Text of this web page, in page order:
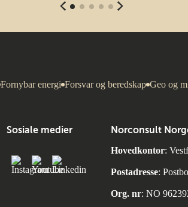
Fornybar energi Forsvar og beredskap Geo og
Sosiale medier Norconsult
Hovedkontor:
Postadresse:
Org. nr: NO